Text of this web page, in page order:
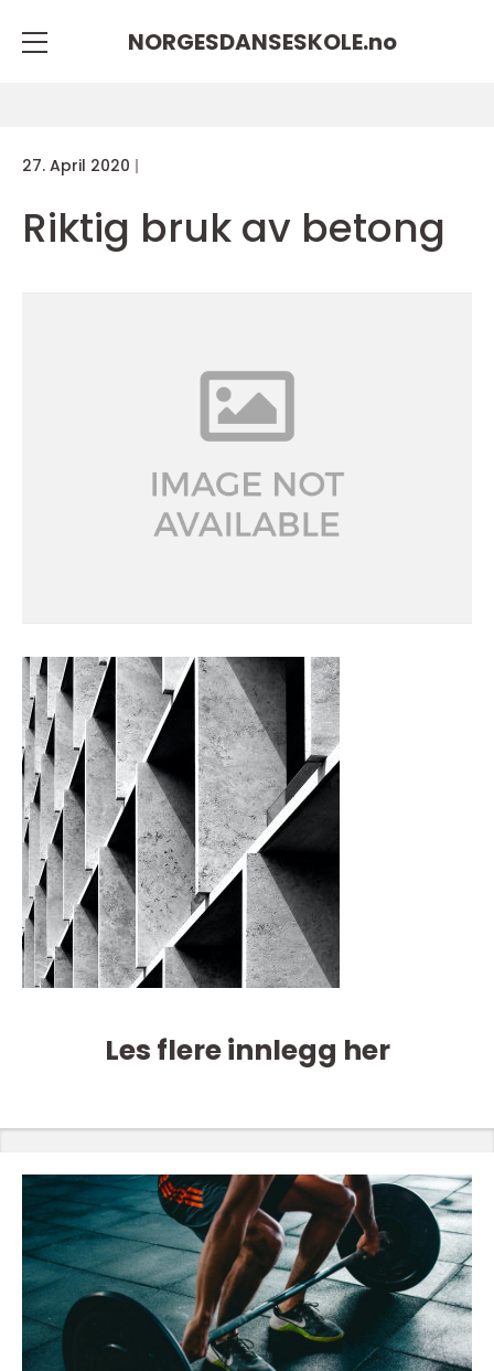
NORGESDANSESKOLE.no
27. April 2020
Riktig bruk av betong
Les flere innlegg her